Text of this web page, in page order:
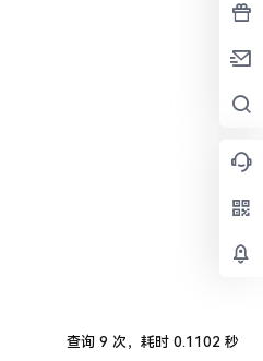
查询 9 次，耗时 0.1102 秒